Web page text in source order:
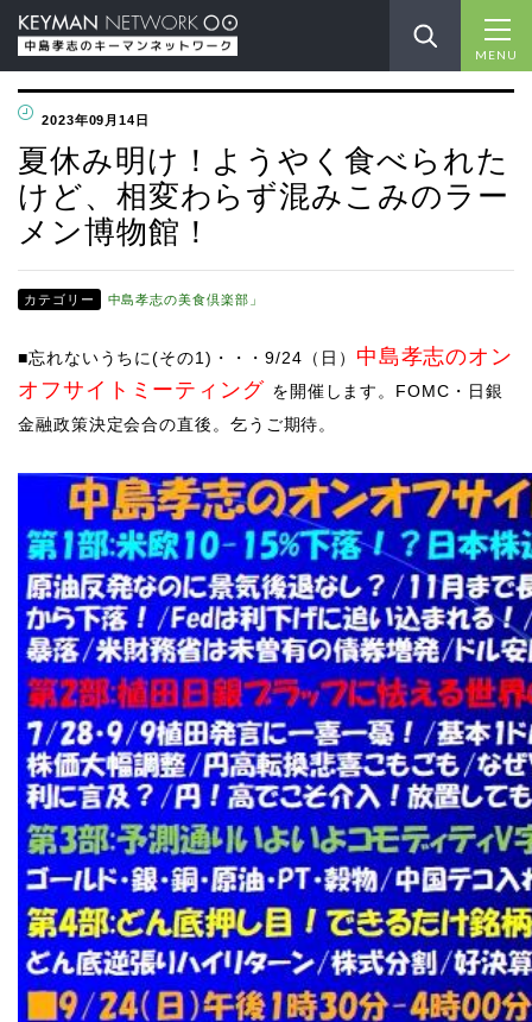
MENU
2023年09月14日
夏休み明け！ようやく食べられた
けど、相変わらず混みこみのラー
メン博物館！
カテゴリー 中島孝志の美食倶楽部」
■忘れないうちに(その1)・・・9/24（日） 中島孝志のオン
オフサイトミーティング を開催します。 FOMC・日銀
金融政策決定会合の直後。乞うご期待。